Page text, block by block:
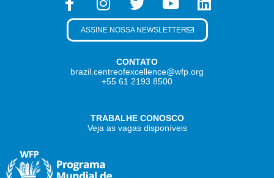
CONTATO
brazil.centreofexcellence@wfp.org
+55 61 2193 8500
TRABALHE CONOSCO
Veja as vagas disponíveis
ASSINE NOSSA NEWSLETTER